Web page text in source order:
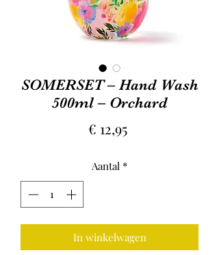
SOMERSET – Hand Wash
500ml – Orchard
€ 12,95Prijs
Aantal *
In winkelwagen